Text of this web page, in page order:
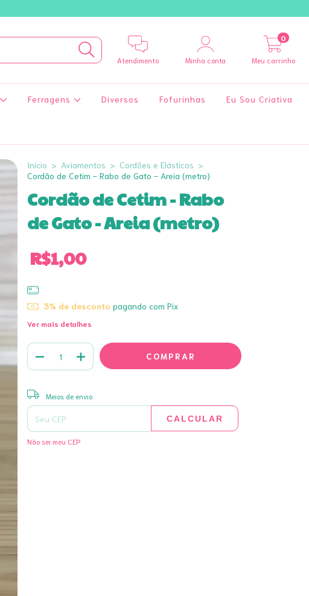
Atendimento Minha conta Meu carrinho
0
Ferragens Diversos Fofurinhas Eu Sou Criativa
Início > Aviamentos > Cordões e Elásticos >
Cordão de Cetim - Rabo de Gato - Areia (metro)
Cordão de Cetim - Rabo
de Gato - Areia (metro)
R$1,00
3% de desconto pagando com Pix
Ver mais detalhes
Entregas para o CEP:
Meios de envio
CALCULAR
Não sei meu CEP